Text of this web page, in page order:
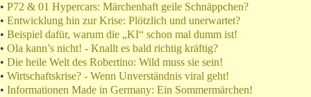
• P72 & 01 Hypercars: Märchenhaft geile Schnäppchen?
• Entwicklung hin zur Krise: Plötzlich und unerwartet?
• Beispiel dafür, warum die „KI“ schon mal dumm ist!
• Ola kann’s nicht! - Knallt es bald richtig kräftig?
• Die heile Welt des Robertino: Wild muss sie sein!
• Wirtschaftskrise? - Wenn Unverständnis viral geht!
• Informationen Made in Germany: Ein Sommermärchen!